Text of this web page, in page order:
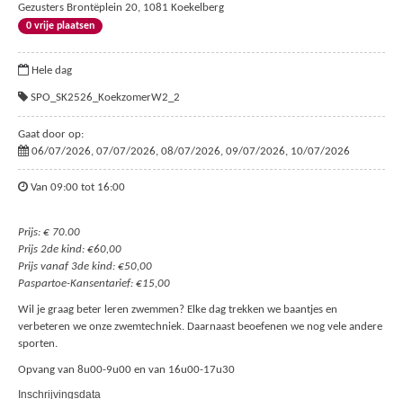
Gezusters Brontëplein 20, 1081 Koekelberg
0 vrije plaatsen
Hele dag
SPO_SK2526_KoekzomerW2_2
Gaat door op:
06/07/2026, 07/07/2026, 08/07/2026, 09/07/2026, 10/07/2026
Van 09:00 tot 16:00
Prijs: € 70.00
Prijs 2de kind: €60,00
Prijs vanaf 3de kind: €50,00
Paspartoe-Kansentarief: €15,00
Wil je graag beter leren zwemmen? Elke dag trekken we baantjes en
verbeteren we onze zwemtechniek. Daarnaast beoefenen we nog vele andere
sporten.
Opvang van 8u00-9u00 en van 16u00-17u30
Inschrijvingsdata